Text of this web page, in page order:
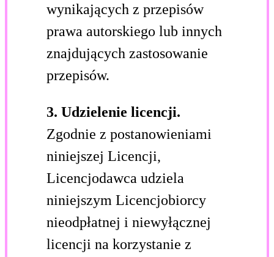
wynikających z przepisów
prawa autorskiego lub innych
znajdujących zastosowanie
przepisów.
3. Udzielenie licencji.
Zgodnie z postanowieniami
niniejszej Licencji,
Licencjodawca udziela
niniejszym Licencjobiorcy
nieodpłatnej i niewyłącznej
licencji na korzystanie z